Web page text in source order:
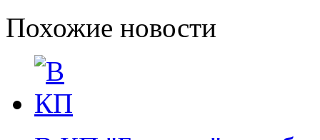
Похожие новости